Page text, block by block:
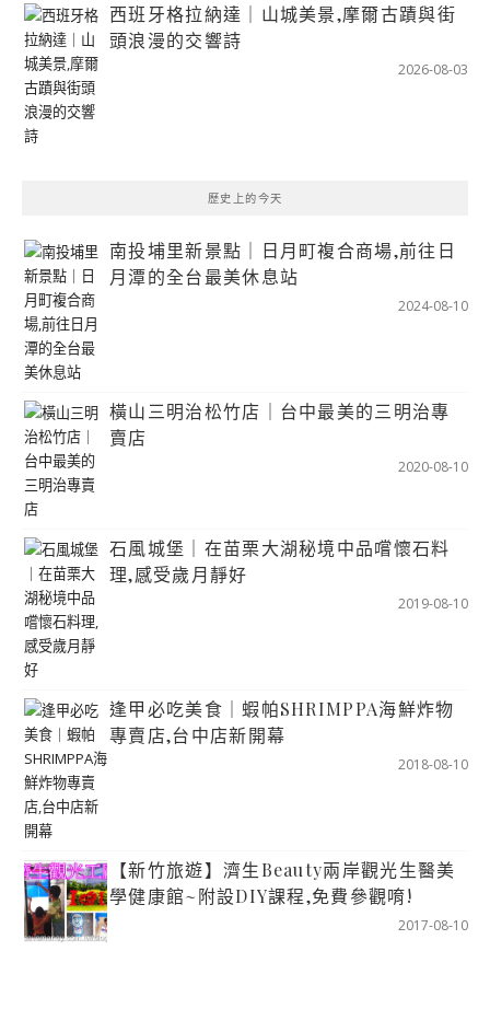
西班牙格拉納達｜山城美景,摩爾古蹟與街
頭浪漫的交響詩
2026-08-03
歷史上的今天
南投埔里新景點｜日月町複合商場,前往日
月潭的全台最美休息站
2024-08-10
橫山三明治松竹店｜台中最美的三明治專
賣店
2020-08-10
石風城堡｜在苗栗大湖秘境中品嚐懷石料
理,感受歲月靜好
2019-08-10
逢甲必吃美食｜蝦帕SHRIMPPA海鮮炸物
專賣店,台中店新開幕
2018-08-10
【新竹旅遊】濟生Beauty兩岸觀光生醫美
學健康館~附設DIY課程,免費參觀唷!
2017-08-10